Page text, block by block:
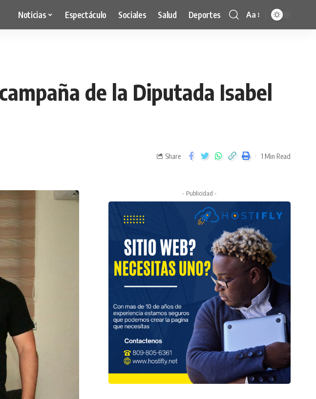
Noticias Espectáculo Sociales Salud Deportes Aa
de la Diputada Isabel
Share 1 Min Read
- Publicidad -